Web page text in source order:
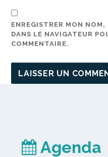
ENREGISTRER MON
DANS LE NAVIGATEUR
COMMENTAIRE.
Agenda